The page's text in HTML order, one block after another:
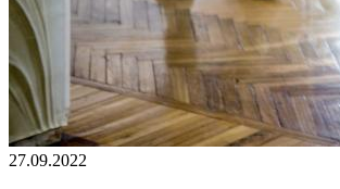
27.09.2022